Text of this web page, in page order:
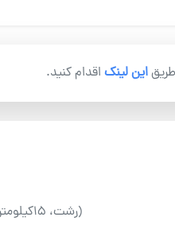
این لینک اقدام کنید.
(رشت، ۱۵کیلومتری جنوب شهر رشت، دهستان لاکان، روستای سقالکسار)